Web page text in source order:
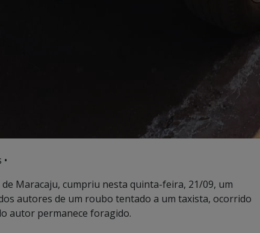
Maracaju, cumpriu nesta quinta-feira, 21/09, um
autores de um roubo tentado a um taxista, ocorrido
autor permanece foragido.